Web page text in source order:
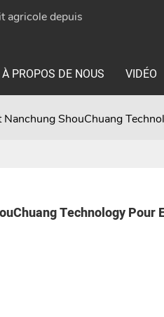
agricole depuis
À PROPOS DE NOUS VIDÉO
ShouChuang
Technology Pour